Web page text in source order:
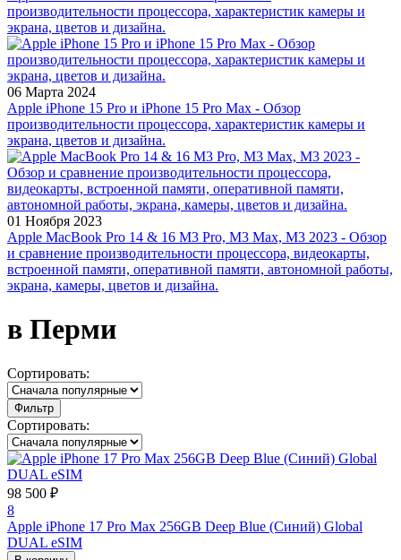
производительности процессора, характеристик камеры и
экрана, цветов и дизайна.
06 Марта 2024
Apple iPhone 15 Pro и iPhone 15 Pro Max - Обзор
производительности процессора, характеристик камеры и
экрана, цветов и дизайна.
01 Ноября 2023
Apple MacBook Pro 14 & 16 M3 Pro, M3 Max, M3 2023 - Обзор
и сравнение производительности процессора, видеокарты,
встроенной памяти, оперативной памяти, автономной работы,
экрана, камеры, цветов и дизайна.
в Перми
Сортировать:
Фильтр
Сортировать:
98 500 ₽
8
Apple iPhone 17 Pro Max 256GB Deep Blue (Синий) Global
DUAL eSIM